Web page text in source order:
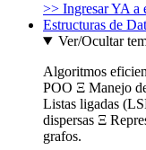
>> Ingresar YA a
Estructuras de
Ver/Ocultar
Algoritmos
POO Ξ Manejo
Listas ligadas
dispersas Ξ
grafos.